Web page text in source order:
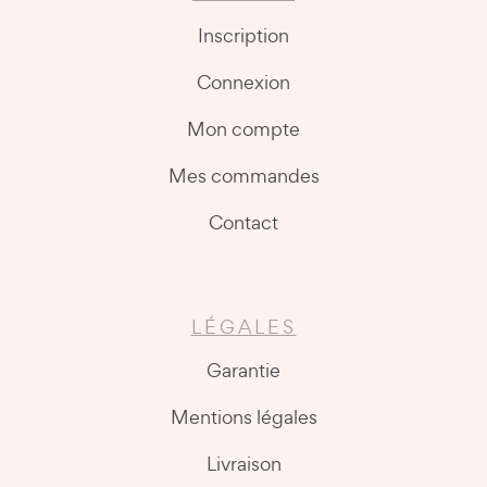
Inscription
Connexion
Mon compte
Mes commandes
Contact
LÉGALES
Garantie
Mentions légales
Livraison